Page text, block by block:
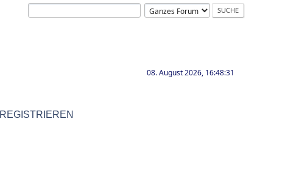
08. August 2026, 16:48:31
REGISTRIEREN